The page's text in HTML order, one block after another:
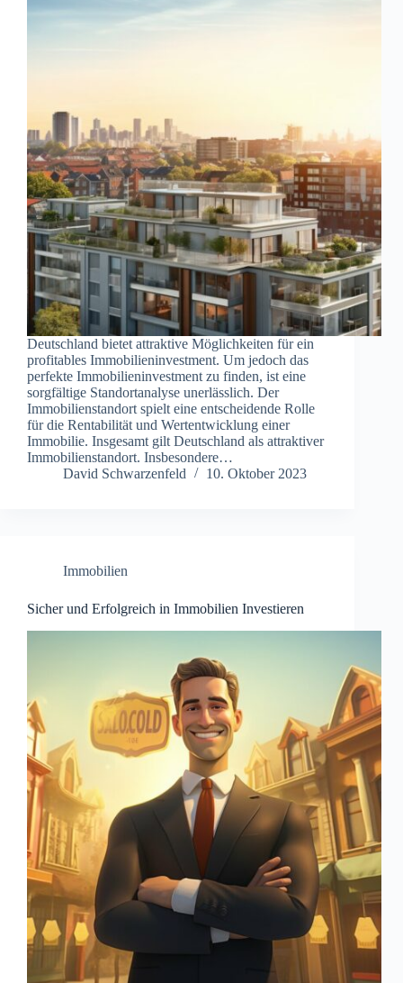
Deutschland bietet attraktive Möglichkeiten für ein
profitables Immobilieninvestment. Um jedoch das
perfekte Immobilieninvestment zu finden, ist eine
sorgfältige Standortanalyse unerlässlich. Der
Immobilienstandort spielt eine entscheidende Rolle
für die Rentabilität und Wertentwicklung einer
Immobilie. Insgesamt gilt Deutschland als attraktiver
Immobilienstandort. Insbesondere…
David Schwarzenfeld
10. Oktober 2023
Immobilien
Sicher und Erfolgreich in Immobilien Investieren